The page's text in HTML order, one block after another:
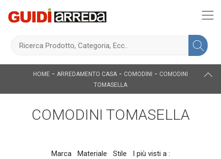
HOME - ARREDAMENTO CASA - COMODINI - COMODINI
TOMASELLA
COMODINI TOMASELLA
Marca Materiale Stile I più visti a :